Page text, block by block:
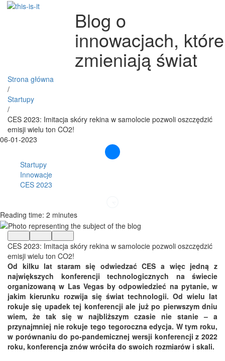
Blog o
innowacjach, które
zmieniają świat
Strona główna
/
Startupy
/
CES 2023: Imitacja skóry rekina w samolocie pozwoli oszczędzić
emisji wielu ton CO2!
06-01-2023
Startupy
Innowacje
CES 2023
Reading time: 2 minutes
CES 2023: Imitacja skóry rekina w samolocie pozwoli oszczędzić
emisji wielu ton CO2!
Od kilku lat staram się odwiedzać CES a więc jedną z
największych konferencji technologicznych na świecie
organizowaną w Las Vegas by odpowiedzieć na pytanie, w
jakim kierunku rozwija się świat technologii. Od wielu lat
rokuje się upadek tej konferencji ale już po pierwszym dniu
wiem, że tak się w najbliższym czasie nie stanie – a
przynajmniej nie rokuje tego tegoroczna edycja. W tym roku,
w porównaniu do po-pandemicznej wersji konferencji z 2022
roku, konferencja znów wróciła do swoich rozmiarów i skali.